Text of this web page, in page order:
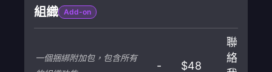
組織 Add-on
一個捆綁附加包，包含所有
- $48
聯
絡